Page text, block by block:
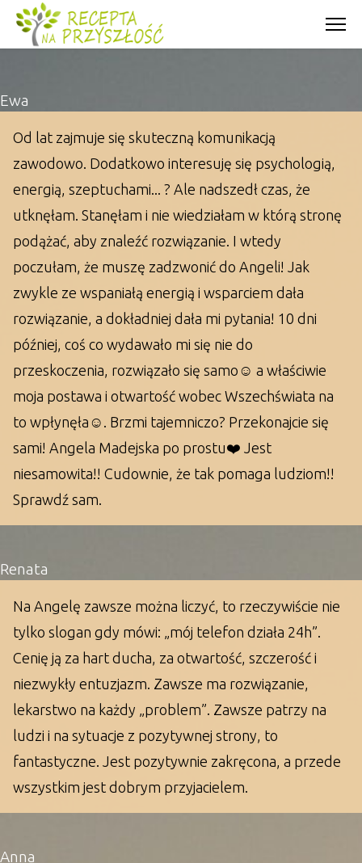
Ewa
Od lat zajmuje się skuteczną komunikacją
zawodowo. Dodatkowo interesuję się psychologią,
energią, szeptuchami... ? Ale nadszedł czas, że
utknęłam. Stanęłam i nie wiedziałam w którą stronę
podążać, aby znaleźć rozwiązanie. I wtedy
poczułam, że muszę zadzwonić do Angeli! Jak
zwykle ze wspaniałą energią i wsparciem dała
rozwiązanie, a dokładniej dała mi pytania! 10 dni
później, coś co wydawało mi się nie do
przeskoczenia, rozwiązało się samo☺️ a właściwie
moja postawa i otwartość wobec Wszechświata na
to wpłynęła☺️. Brzmi tajemniczo? Przekonajcie się
sami! Angela Madejska po prostu❤️ Jest
niesamowita!! Cudownie, że tak pomaga ludziom!!
Sprawdź sam.
Renata
Na Angelę zawsze można liczyć, to rzeczywiście nie
tylko slogan gdy mówi: „mój telefon działa 24h”.
Cenię ją za hart ducha, za otwartość, szczerość i
niezwykły entuzjazm. Zawsze ma rozwiązanie,
lekarstwo na każdy „problem”. Zawsze patrzy na
ludzi i na sytuacje z pozytywnej strony, to
fantastyczne. Jest pozytywnie zakręcona, a przede
wszystkim jest dobrym przyjacielem.
Anna